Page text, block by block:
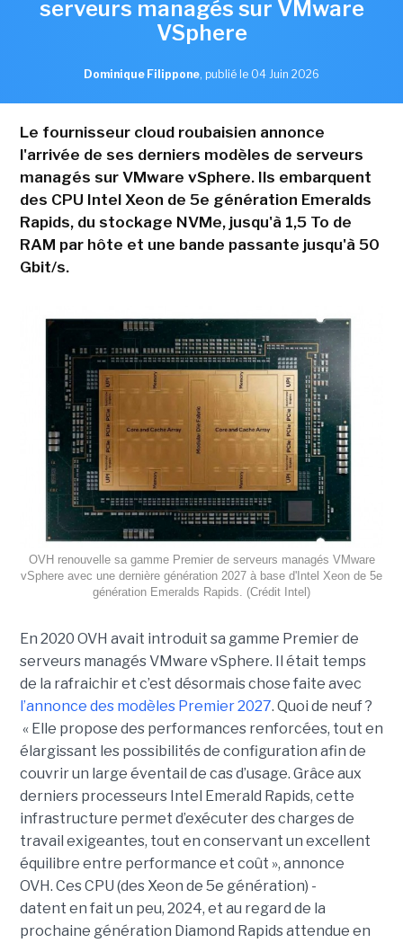
serveurs managés sur VMware
VSphere
Dominique Filippone, publié le 04 Juin 2026
Le fournisseur cloud roubaisien annonce
l'arrivée de ses derniers modèles de serveurs
managés sur VMware vSphere. Ils embarquent
des CPU Intel Xeon de 5e génération Emeralds
Rapids, du stockage NVMe, jusqu'à 1,5 To de
RAM par hôte et une bande passante jusqu'à 50
Gbit/s.
OVH renouvelle sa gamme Premier de serveurs managés VMware
vSphere avec une dernière génération 2027 à base d'Intel Xeon de 5e
génération Emeralds Rapids. (Crédit Intel)
En 2020 OVH avait introduit sa gamme Premier de
serveurs managés VMware vSphere. Il était temps
de la rafraichir et c’est désormais chose faite avec
l’annonce des modèles Premier 2027. Quoi de neuf ?
« Elle propose des performances renforcées, tout en
élargissant les possibilités de configuration afin de
couvrir un large éventail de cas d’usage. Grâce aux
derniers processeurs Intel Emerald Rapids, cette
infrastructure permet d’exécuter des charges de
travail exigeantes, tout en conservant un excellent
équilibre entre performance et coût », annonce
OVH. Ces CPU (des Xeon de 5e génération) -
datent en fait un peu, 2024, et au regard de la
prochaine génération Diamond Rapids attendue en